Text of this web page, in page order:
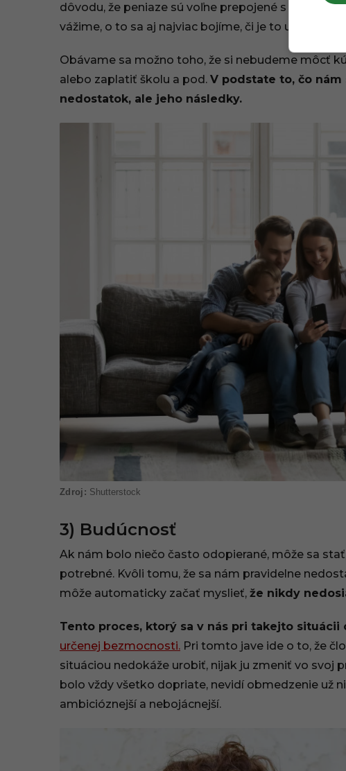
dôvodu, že peniaze sú voľne prepojené s našimi
vážime, o to sa aj najviac bojíme, či je to už
Obávame sa možno toho, že si nebudeme môcť
alebo zaplatiť školu a pod. V podstate to, čo
nedostatok, ale jeho následky.
Shutterstock
3) Budúcnosť
Ak nám bolo niečo často odopierané, môže sa
potrebné. Kvôli tomu, že sa nám pravidelne
môže automaticky začať myslieť, že nikdy
Tento proces, ktorý sa v nás pri takejto
určenej bezmocnosti. Pri tomto jave ide o to, že
situáciou nedokáže urobiť, nijak ju zmeniť vo svoj
bolo vždy všetko dopriate, nevidí obmedzenie už
ambicióznejší a nebojácnejší.